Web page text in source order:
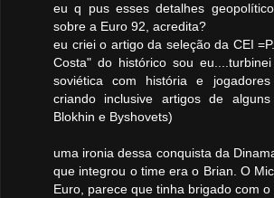
eu q pus esses detalhes
sobre a Euro 92, acredita?
eu criei o artigo da seleção da CEI
Costa" do histórico sou
soviética com história e
criando inclusive artigos de
Blokhin e Byshovets)
uma ironia dessa conquista da
que integrou o time era o Brian. O
Euro, parece que tinha brigado com o